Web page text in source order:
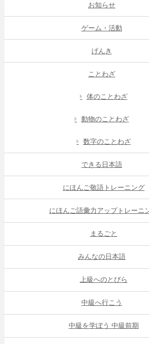
お知らせ
ゲーム・活動
げんき
ことわざ
体のことわざ
動物のことわざ
数字のことわざ
できる日本語
にほんご敬語トレーニング
にほんご語彙力アップトレーニ
まるごと
みんなの日本語
上級へのとびら
中級へ行こう
中級を学ぼう 中級前期